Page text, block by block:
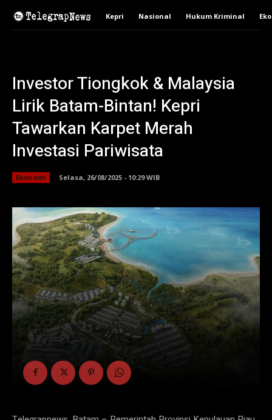
Kepri Nasional Hukum Kriminal
Investor Tiongkok & Malaysia
Lirik Batam-Bintan! Kepri
Tawarkan Karpet Merah
Investasi Pariwisata
Ekonomi Selasa, 26/08/2025 - 10:29 WIB